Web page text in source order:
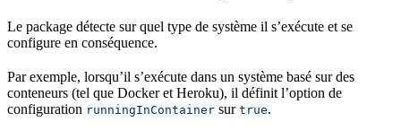
Le package détecte sur quel type de système il s’exécute et se
configure en conséquence.
Par exemple, lorsqu’il s’exécute dans un système basé sur des
conteneurs (tel que Docker et Heroku), il définit l’option de
configuration runningInContainer sur true.